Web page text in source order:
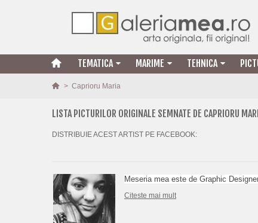
TEMATICA MARIME TEHNICA
> Caprioru Maria
LISTA PICTURILOR ORIGINALE SEMNATE DE CAPRIORU
DISTRIBUIE ACEST ARTIST PE FACEBOOK:
Meseria mea este de Graphic
Citeste mai mult